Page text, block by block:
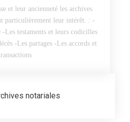
et leur ancienneté les archives
particulièrement leur intérêt. : -
-Les testaments et leurs codicilles
-Les partages -Les accords et